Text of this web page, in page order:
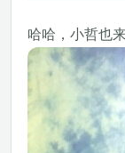
哈哈，小哲也